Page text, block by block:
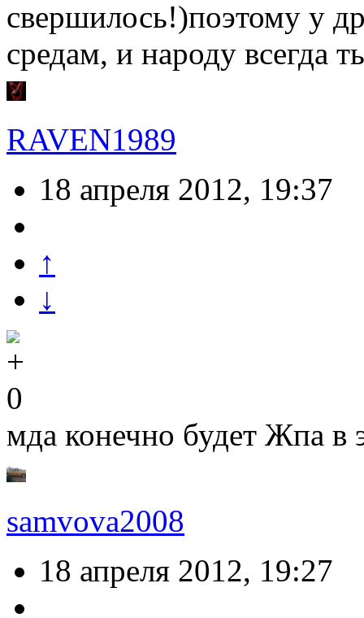
свершилось!)поэтому у
средам, и народу всегда
RAVEN1989
18 апреля 2012, 19:37
↑
↓
0
мда конечно будет Жпа в
samvova2008
18 апреля 2012, 19:27